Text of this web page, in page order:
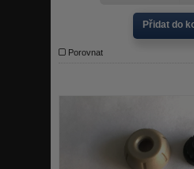
Přidat do
Porovnat